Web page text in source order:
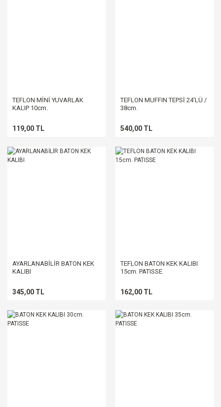
TEFLON MİNİ YUVARLAK
KALIP 10cm.
119,00 TL
TEFLON MUFFIN TEPSİ 24'LÜ /
38cm.
540,00 TL
AYARLANABİLİR BATON KEK
KALIBI
345,00 TL
TEFLON BATON KEK KALIBI
15cm. PATISSE
162,00 TL